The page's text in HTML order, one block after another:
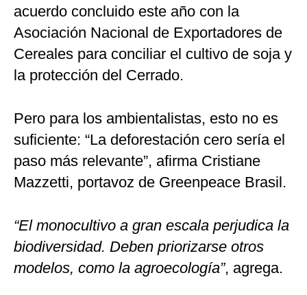
acuerdo concluido este año con la
Asociación Nacional de Exportadores de
Cereales para conciliar el cultivo de soja y
la protección del Cerrado.
Pero para los ambientalistas, esto no es
suficiente: “La deforestación cero sería el
paso más relevante”, afirma Cristiane
Mazzetti, portavoz de Greenpeace Brasil.
“El monocultivo a gran escala perjudica la
biodiversidad. Deben priorizarse otros
modelos, como la agroecología”, agrega.